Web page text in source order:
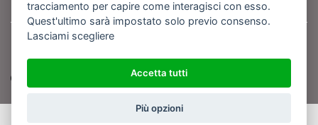
BARIREPORT s.a.s., Partita IVA 07355350724
logo di Barinedita sono state commissionate da BARIREPORT s.a.s. che ne
detiene i Diritti d'Autore e sono state prodotte nell'anno 2012 e seguenti
(tranne che non vi sia uno specifico anno di scatto riportato)
tracciamento per capire come interagisci con esso.
Quest'ultimo sarà impostato solo previo consenso.
Lasciami scegliere
Accetta tutti
Più opzioni